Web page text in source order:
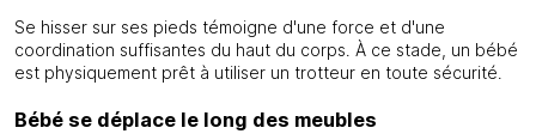
Se hisser sur ses pieds témoigne d'une force et d'une
coordination suffisantes du haut du corps. À ce stade, un bébé
est physiquement prêt à utiliser un trotteur en toute sécurité.
Bébé se déplace le long des meubles